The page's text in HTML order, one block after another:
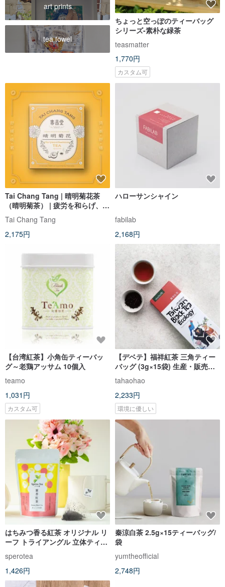
art prints
tea towel
ちょっと空っぽのティーバッグ
シリーズ-素朴な緑茶
teasmatter
1,770円
カスタム可
Tai Chang Tang | 晴明菊花茶
（晴明菊茶） | 疲労を和らげ、心
身をリフレッシュする漢方茶バ
ッグ
Tai Chang Tang
2,175円
ハローサンシャイン
fabilab
2,168円
【台湾紅茶】小角缶ティーバッ
グ～老鶏アッサム 10個入
teamo
1,031円
カスタム可
【デベテ】福祥紅茶 三角ティー
バッグ (3g×15袋) 生産・販売履
歴│即納
tahaohao
2,233円
環境に優しい
はちみつ香る紅茶 オリジナル リ
ーフ トライアングル 立体ティー
バッグ 軽量 7袋
sperotea
1,426円
秦涼白茶 2.5g×15ティーバッグ/
袋
yumtheofficial
2,748円